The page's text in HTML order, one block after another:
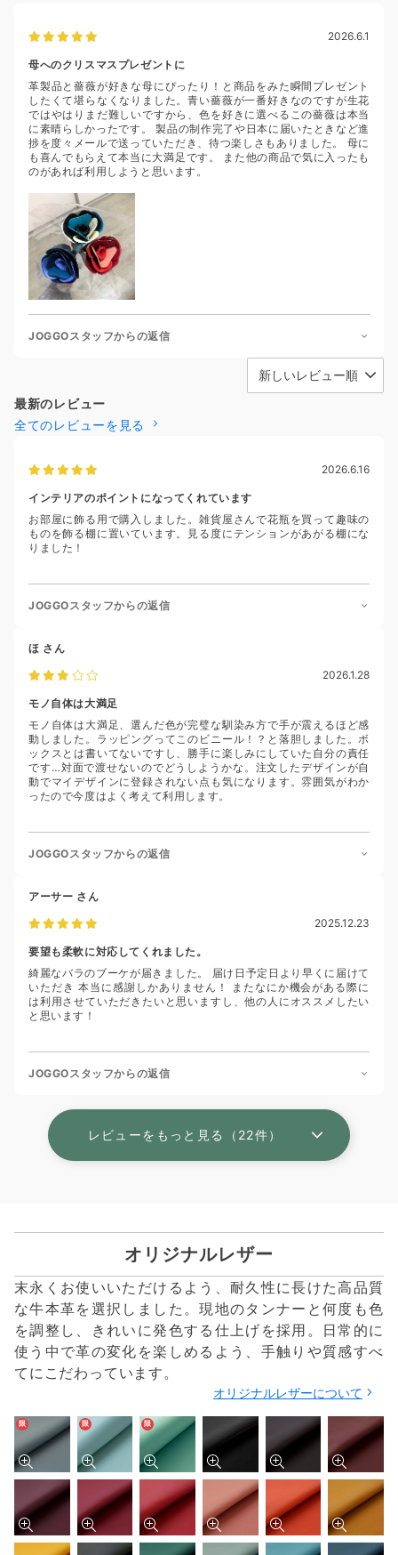
2026.6.1
母へのクリスマスプレゼントに
革製品と薔薇が好きな母にぴったり！と商品をみた瞬間プレゼント
したくて堪らなくなりました。青い薔薇が一番好きなのですが生花
ではやはりまだ難しいですから、色を好きに選べるこの薔薇は本当
に素晴らしかったです。 製品の制作完了や日本に届いたときなど進
捗を度々メールで送っていただき、待つ楽しさもありました。 母に
も喜んでもらえて本当に大満足です。 また他の商品で気に入ったも
のがあれば利用しようと思います。
JOGGOスタッフからの返信
最新のレビュー
全てのレビューを見る
2026.6.16
インテリアのポイントになってくれています
お部屋に飾る用で購入しました。雑貨屋さんで花瓶を買って趣味の
ものを飾る棚に置いています。見る度にテンションがあがる棚にな
りました！
JOGGOスタッフからの返信
ほ さん
2026.1.28
モノ自体は大満足
モノ自体は大満足、選んだ色が完璧な馴染み方で手が震えるほど感
動しました。ラッピングってこのビニール！？と落胆しました。ボ
ックスとは書いてないですし、勝手に楽しみにしていた自分の責任
です…対面で渡せないのでどうしようかな。注文したデザインが自
動でマイデザインに登録されない点も気になります。雰囲気がわか
ったので今度はよく考えて利用します。
JOGGOスタッフからの返信
アーサー さん
2025.12.23
要望も柔軟に対応してくれました。
綺麗なバラのブーケが届きました。 届け日予定日より早くに届けて
いただき 本当に感謝しかありません！ またなにか機会がある際に
は利用させていただきたいと思いますし、他の人にオススメしたい
と思います！
JOGGOスタッフからの返信
レビューをもっと見る（22件）
オリジナルレザー
末永くお使いいただけるよう、耐久性に長けた高品質
な牛本革を選択しました。現地のタンナーと何度も色
を調整し、きれいに発色する仕上げを採用。日常的に
使う中で革の変化を楽しめるよう、手触りや質感すべ
てにこだわっています。
オリジナルレザーについて
限 限 限